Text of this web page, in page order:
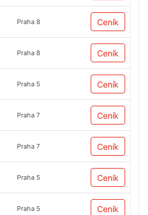
Praha 8 Ceník
Praha 8 Ceník
Praha 5 Ceník
Praha 7 Ceník
Praha 7 Ceník
Praha 5 Ceník
Praha 5 Ceník